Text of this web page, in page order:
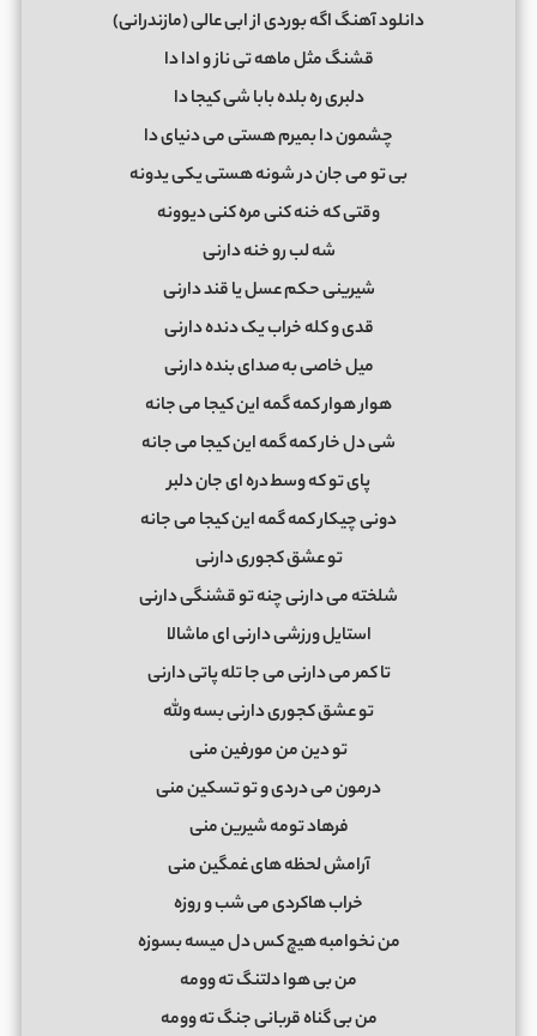
دانلود آهنگ اگه بوردی از ابی عالی (مازندرانی)
ﻗﺸﻨﮓ ﻣﺜﻞ ﻣﺎﻫﻪ ﺗﻰ ﻧﺎز و ادا دا
دﻟﺒﺮی ره ﺑﻠﺪه ﺑﺎﺑﺎ ﺷﻰ ﻛﻴﺠﺎ دا
ﭼﺸﻤﻮن دا ﺑﻤﻴﺮم ﻫﺴﺘﻰ ﻣﻰ دﻧﻴﺎی دا
ﺑﻰ ﺗﻮ ﻣﻰ ﺟﺎن در ﺷﻮﻧﻪ ﻫﺴﺘﻰ ﻳﻜﻰ ﻳﺪوﻧﻪ
وﻗﺘﻰ ﻛﻪ ﺧﻨﻪ ﻛﻨﻰ ﻣﺮه ﻛﻨﻰ دﻳﻮوﻧﻪ
ﺷﻪ ﻟﺐ رو ﺧﻨﻪ دارﻧﻰ
ﺷﻴﺮﻳﻨﻰ ﺣﻜﻢ ﻋﺴﻞ ﻳﺎ ﻗﻨﺪ دارﻧﻰ
ﻗﺪی و ﻛﻠﻪ ﺧﺮاب ﻳﮏ دﻧﺪه دارﻧﻰ
ﻣﻴﻞ ﺧﺎﺻﻰ ﺑﻪ ﺻﺪای ﺑﻨﺪه دارﻧﻰ
ﻫﻮار ﻫﻮار ﻛﻤﻪ ﮔﻤﻪ اﻳﻦ ﻛﻴﺠﺎ ﻣﻰ ﺟﺎﻧﻪ
ﺷﻰ دل ﺧﺎر ﻛﻤﻪ ﮔﻤﻪ اﻳﻦ ﻛﻴﺠﺎ ﻣﻰ ﺟﺎﻧﻪ
ﭘﺎی ﺗﻮ ﻛﻪ وﺳﻄ دره ای ﺟﺎن دﻟﺒﺮ
دوﻧﻰ ﭼﻴﻜﺎر ﻛﻤﻪ ﮔﻤﻪ اﻳﻦ ﻛﻴﺠﺎ ﻣﻰ ﺟﺎﻧﻪ
ﺗﻮ ﻋﺸﻖ ﻛﺠﻮری دارﻧﻰ
ﺷﻠﺨﺘﻪ ﻣﻰ دارﻧﻰ ﭼﻨﻪ ﺗﻮ ﻗﺸﻨﮕﻰ دارﻧﻰ
اﺳﺘﺎﻳﻞ ورزﺷﻰ دارﻧﻰ ای ﻣﺎﺷﺎﻟﺎ
ﺗﺎ ﻛﻤﺮ ﻣﻰ دارﻧﻰ ﻣﻰ ﺟﺎ ﺗﻠﻪ ﭘﺎﺗﻰ دارﻧﻰ
ﺗﻮ ﻋﺸﻖ ﻛﺠﻮری دارﻧﻰ ﺑﺴﻪ وﻟﻠﻪ
ﺗﻮ دﻳﻦ ﻣﻦ ﻣﻮرﻓﻴﻦ ﻣﻨﻰ
درﻣﻮن ﻣﻰ دردی و ﺗﻮ ﺗﺴﻜﻴﻦ ﻣﻨﻰ
ﻓﺮﻫﺎد ﺗﻮﻣﻪ ﺷﻴﺮﻳﻦ ﻣﻨﻰ
آراﻣﺶ ﻟﺤﻈﻪ ﻫﺎی ﻏﻤﮕﻴﻦ ﻣﻨﻰ
ﺧﺮاب ﻫﺎﻛﺮدی ﻣﻰ ﺷﺐ و روزه
ﻣﻦ ﻧﺨﻮاﻣﺒﻪ ﻫﻴﭻ ﻛﺲ دل ﻣﻴﺴﻪ ﺑﺴﻮزه
ﻣﻦ ﺑﻰ ﻫﻮا دﻟﺘﻨﮓ ﺗﻪ ووﻣﻪ
ﻣﻦ ﺑﻰ ﮔﻨﺎه ﻗﺮﺑﺎﻧﻰ ﺟﻨﮓ ﺗﻪ ووﻣﻪ